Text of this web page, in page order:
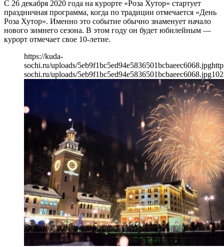
С 26 декабря 2020 года на курорте «Роза Хутор» стартует
праздничная программа, когда по традиции отмечается «День
Роза Хутор». Именно это событие обычно знаменует начало
нового зимнего сезона. В этом году он будет юбилейным —
курорт отмечает свое 10-летие.
https://kuda-
sochi.ru/uploads/5eb9f1bc5ed94e5836501bcbaeec6068.jpg
sochi.ru/uploads/5eb9f1bc5ed94e5836501bcbaeec6068.jpg